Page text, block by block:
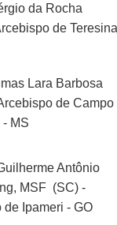
da Rocha
de
Lara Barbosa
de Campo
- MS
Antônio
MSF (SC) -
de Ipameri - GO